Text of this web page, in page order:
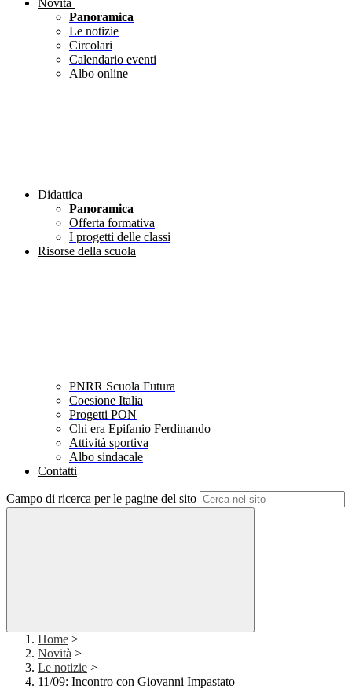
Novità
Panoramica
Le notizie
Circolari
Calendario eventi
Albo online
Didattica
Panoramica
Offerta formativa
I progetti delle classi
Risorse della scuola
PNRR Scuola Futura
Coesione Italia
Progetti PON
Chi era Epifanio Ferdinando
Attività sportiva
Albo sindacale
Contatti
Campo di ricerca per le pagine del sito
Home >
Novità >
Le notizie >
11/09: Incontro con Giovanni Impastato